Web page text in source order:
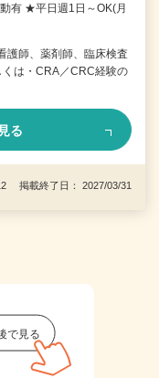
有 ★平日週1日～OK(月
護師、薬剤師、臨床検査
は・CRA／CRC経験の
る
掲載終了日： 2027/03/31